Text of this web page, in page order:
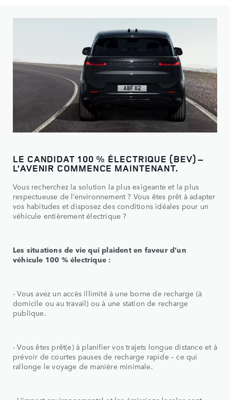
LE CANDIDAT 100 % ÉLECTRIQUE (BEV) –
L’AVENIR COMMENCE MAINTENANT.
Vous recherchez la solution la plus exigeante et la plus
respectueuse de l’environnement ? Vous êtes prêt à adapter
vos habitudes et disposez des conditions idéales pour un
véhicule entièrement électrique ?
Les situations de vie qui plaident en faveur d’un
véhicule 100 % électrique :
- Vous avez un accès illimité à une borne de recharge (à
domicile ou au travail) ou à une station de recharge
publique.
- Vous êtes prêt(e) à planifier vos trajets longue distance et à
prévoir de courtes pauses de recharge rapide – ce qui
rallonge le voyage de manière minimale.